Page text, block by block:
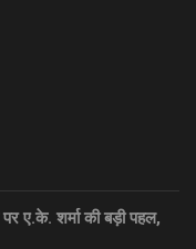
ए.के. शर्मा की बड़ी पहल,